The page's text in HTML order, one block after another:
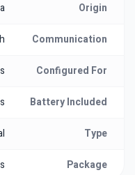
Origin
Communication
Configured For
Battery Included
Type
Package